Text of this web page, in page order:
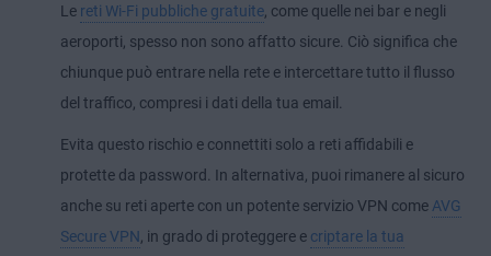
Le reti Wi-Fi pubbliche gratuite , come quelle nei bar e negli
aeroporti, spesso non sono affatto sicure. Ciò significa che
chiunque può entrare nella rete e intercettare tutto il flusso
del traffico, compresi i dati della tua email.
Evita questo rischio e connettiti solo a reti affidabili e
protette da password. In alternativa, puoi rimanere al sicuro
anche su reti aperte con un potente servizio VPN come AVG
Secure VPN , in grado di proteggere e criptare la tua